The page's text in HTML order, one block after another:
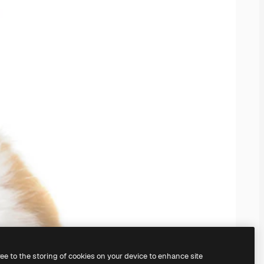
to the storing of cookies on your device to enhance site